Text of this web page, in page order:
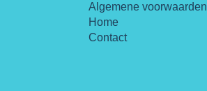
Algemene voorwaarden
Home
Contact